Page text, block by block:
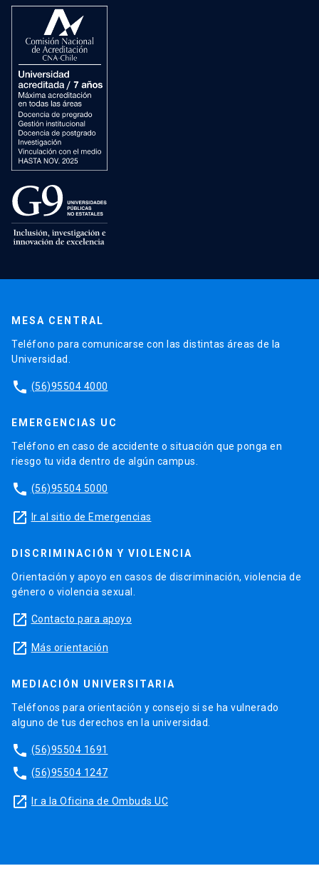
MESA CENTRAL
Teléfono para comunicarse con las distintas áreas de la
Universidad.
phone (56)95504 4000
EMERGENCIAS UC
Teléfono en caso de accidente o situación que ponga en
riesgo tu vida dentro de algún campus.
phone (56)95504 5000
launch Ir al sitio de Emergencias
DISCRIMINACIÓN Y VIOLENCIA
Orientación y apoyo en casos de discriminación, violencia de
género o violencia sexual.
launch Contacto para apoyo
launch Más orientación
MEDIACIÓN UNIVERSITARIA
Teléfonos para orientación y consejo si se ha vulnerado
alguno de tus derechos en la universidad.
phone (56)95504 1691
phone (56)95504 1247
launch Ir a la Oficina de Ombuds UC